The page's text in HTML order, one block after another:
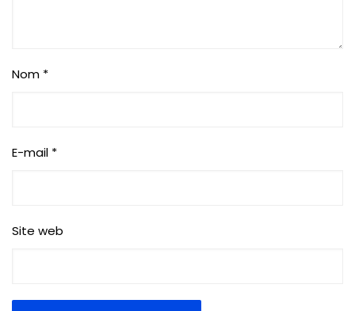
Nom *
E-mail *
Site web